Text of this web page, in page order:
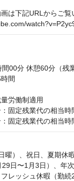
は下記URLからご覧
00分 休憩60分（残
間
労働制適用
固定残業代の相当時
固定残業代の相当時
曜）、祝日、夏期休
日〜1月3日）、年
レッシュ休暇（勤